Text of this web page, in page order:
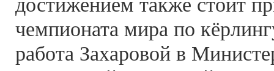
чемпионата мира по
работа Захаровой в